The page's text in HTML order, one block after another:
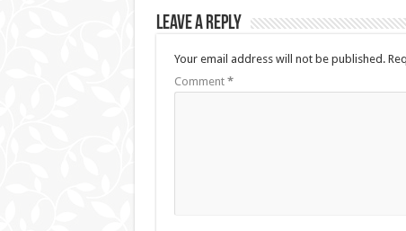
Leave a Reply
Your email address will not be published.
Comment *